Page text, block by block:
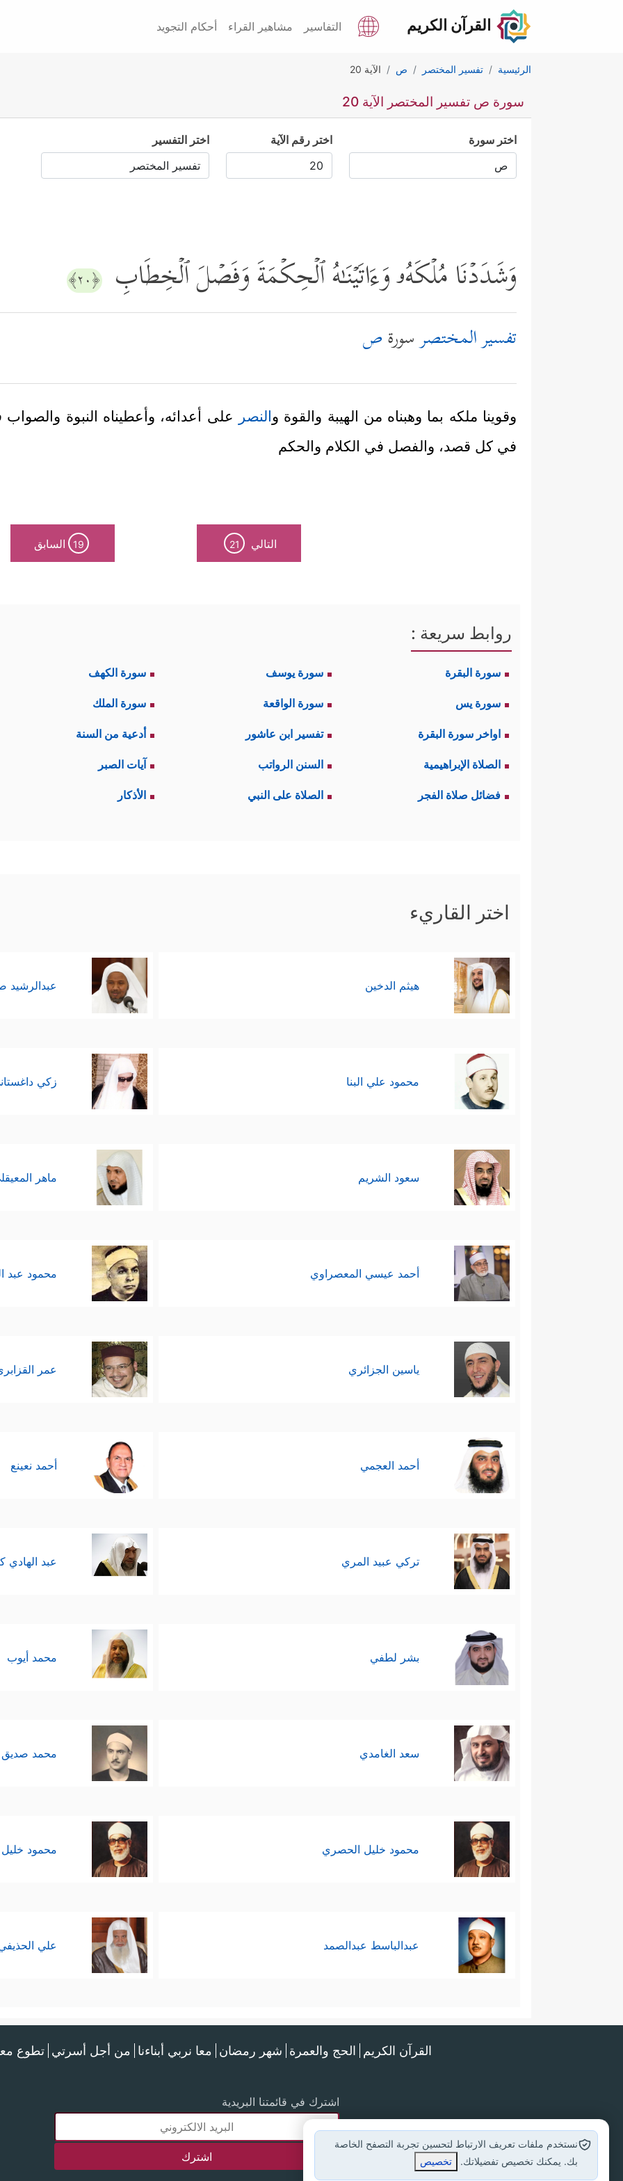
القرآن الكريم التفاسير مشاهير القراء أحكام التجويد
الرئيسية تفسير المختصر ص الآية 20
سورة ص تفسير المختصر الآية 20
اختر سورة اختر رقم الآية اختر التفسير
وَشَدَدۡنَا مُلۡكَهُۥ وَءَاتَیۡنَـٰهُ ٱلۡحِكۡمَةَ وَفَصۡلَ ٱلۡخِطَابِ ﴿٢٠﴾
تفسير المختصرسورةص
وقوينا ملكه بما وهبناه من الهيبة والقوة والنصر على أعدائه، وأعطيناه النبوة
في كل قصد، والفصل في الكلام والحكم
التالي 21
19 السابق
روابط سريعة :
سورة البقرة سورة يوسف سورة الكهف
سورة يس سورة الواقعة سورة الملك
اواخر سورة البقرة تفسير ابن عاشور أدعية من السنة
الصلاة الإبراهيمية السنن الرواتب آيات الصبر
فضائل صلاة الفجر الصلاة على النبي الأذكار
اختر القاريء
هيثم الدخين عبدالرشيد
محمود علي البنا زكي
سعود الشريم ماهر
أحمد عيسي المعصراوي محمود عبد
ياسين الجزائري عمر
أحمد العجمي أحمد نعينع
تركي عبيد المري عبد الهادي
بشر لطفي محمد أيوب
سعد الغامدي محمد صديق
محمود خليل الحصري محمود
عبدالباسط عبدالصمد علي
القرآن الكريم الحج والعمرة شهر رمضان معا نربي أبناءنا من أجل أسرتي تطوع
اشترك في قائمتنا البريدية
نستخدم ملفات تعريف الارتباط لتحسين تجربة التصفح الخاصة
بك. يمكنك تخصيص تفضيلاتك.
تخصيص